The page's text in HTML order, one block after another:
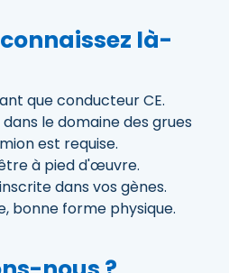
là-
que conducteur CE.
le domaine des grues
est requise.
à pied d'œuvre.
dans vos gènes.
bonne forme physique.